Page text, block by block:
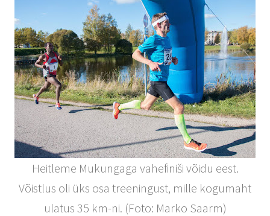
Heitleme Mukungaga vahefiniši võidu eest.
Võistlus oli üks osa treeningust, mille kogumaht
ulatus 35 km-ni. (Foto: Marko Saarm)